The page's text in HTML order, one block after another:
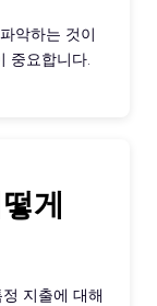
악하는 것이
중요합니다.
게
지출에 대해